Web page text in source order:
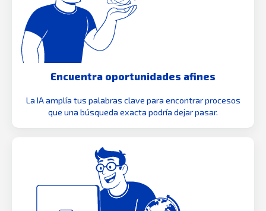
Encuentra oportunidades afines
La IA amplía tus palabras clave para encontrar procesos
que una búsqueda exacta podría dejar pasar.